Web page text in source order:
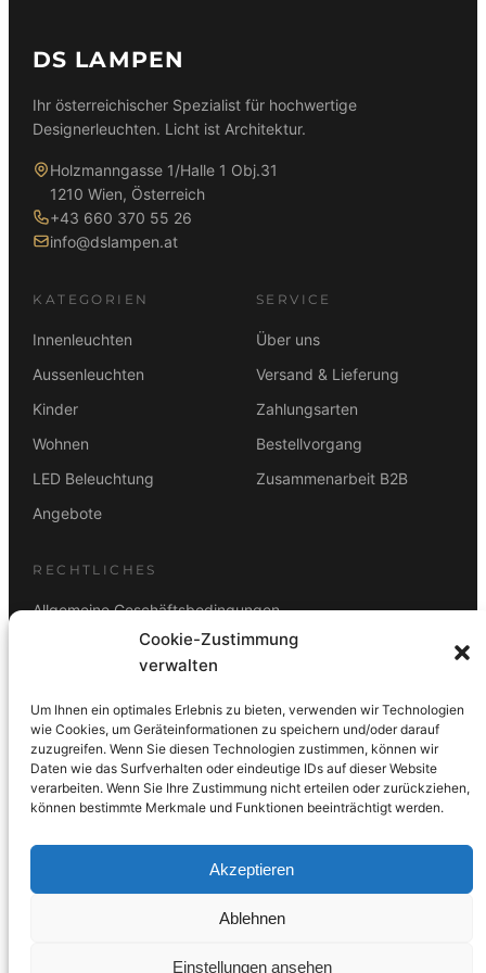
Cookie-Zustimmung
verwalten
Um Ihnen ein optimales Erlebnis zu bieten, verwenden wir Technologien
wie Cookies, um Geräteinformationen zu speichern und/oder darauf
zuzugreifen. Wenn Sie diesen Technologien zustimmen, können wir
Daten wie das Surfverhalten oder eindeutige IDs auf dieser Website
verarbeiten. Wenn Sie Ihre Zustimmung nicht erteilen oder zurückziehen,
können bestimmte Merkmale und Funktionen beeinträchtigt werden.
Akzeptieren
Ablehnen
Einstellungen ansehen
DS LAMPEN
Ihr österreichischer Spezialist für hochwertige
Designerleuchten. Licht ist Architektur.
Holzmanngasse 1/Halle 1 Obj.31
1210 Wien, Österreich
+43 660 370 55 26
info@dslampen.at
KATEGORIEN
Innenleuchten
Aussenleuchten
Kinder
Wohnen
LED Beleuchtung
Angebote
SERVICE
Über uns
Versand & Lieferung
Zahlungsarten
Bestellvorgang
Zusammenarbeit B2B
RECHTLICHES
Allgemeine Geschäftsbedingungen
Rücktrittsbelehrung
ZAHLUNGSARTEN
Vorkasse Visa Mastercard Link PayPal
G-Pay
© 2026 DS Lampen GmbH. Alle Rechte vorbehalten.